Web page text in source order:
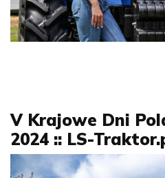
V Krajowe Dni
2024 :: LS-